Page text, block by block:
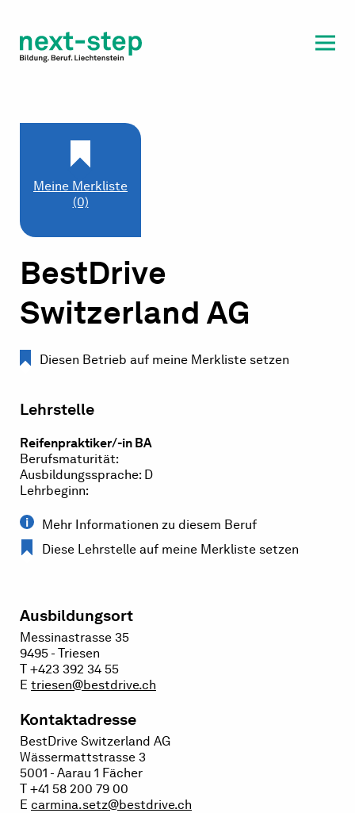
Beratung & Unterstützung
BestDrive
Switzerland AG
Diesen Betrieb auf meine Merkliste setzen
Lehrstelle
Reifenpraktiker/-in BA
Berufsmaturität:
Ausbildungssprache: D
Lehrbeginn:
Mehr Informationen zu diesem Beruf
Diese Lehrstelle auf meine Merkliste setzen
Ausbildungsort
Messinastrasse 35
9495 - Triesen
T +423 392 34 55
E triesen@bestdrive.ch
Kontaktadresse
BestDrive Switzerland AG
Wässermattstrasse 3
5001 - Aarau 1 Fächer
T +41 58 200 79 00
E carmina.setz@bestdrive.ch
Meine Merkliste
(0)